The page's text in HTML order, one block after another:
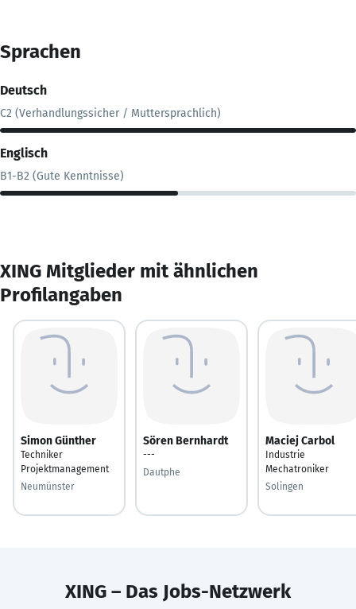
Sprachen
Deutsch
C2 (Verhandlungssicher / Muttersprachlich)
Englisch
B1-B2 (Gute Kenntnisse)
XING Mitglieder mit ähnlichen
Profilangaben
Simon Günther
Techniker
Projektmanagement
Neumünster
Sören Bernhardt
---
Dautphe
Maciej Carbol
Industrie
Mechatroniker
Solingen
XING – Das Jobs-Netzwerk